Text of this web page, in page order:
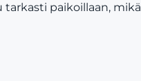
paikoillaan, mikä